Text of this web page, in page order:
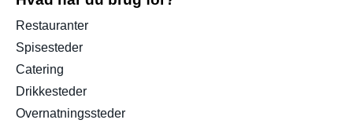
Restauranter
Spisesteder
Catering
Drikkesteder
Overnatningssteder